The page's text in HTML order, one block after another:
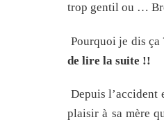
trop gentil ou …
Pourquoi je dis ça
de lire la suite !!
Depuis l’accident
plaisir à sa mère